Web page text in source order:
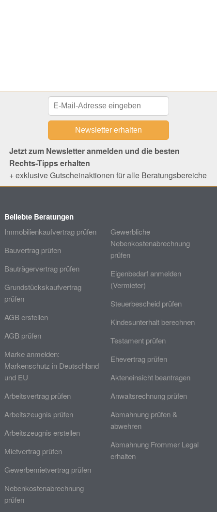
Jetzt zum Newsletter anmelden und die besten
Rechts-Tipps erhalten
+ exklusive Gutscheinaktionen für alle Beratungsbereiche
Beliebte Beratungen
Immobilienkaufvertrag prüfen
Bauvertrag prüfen
Bauträgervertrag prüfen
Grundstückskaufvertrag
prüfen
AGB erstellen
AGB prüfen
Marke anmelden:
Markenschutz in Deutschland
und EU
Arbeitsvertrag prüfen
Arbeitszeugnis prüfen
Arbeitszeugnis erstellen
Mietvertrag prüfen
Gewerbemietvertrag prüfen
Nebenkostenabrechnung
prüfen
Gewerbliche
Nebenkostenabrechnung
prüfen
Eigenbedarf anmelden
(Vermieter)
Steuerbescheid prüfen
Kindesunterhalt berechnen
Testament prüfen
Ehevertrag prüfen
Akteneinsicht beantragen
Anwaltsrechnung prüfen
Abmahnung prüfen &
abwehren
Abmahnung Frommer Legal
erhalten